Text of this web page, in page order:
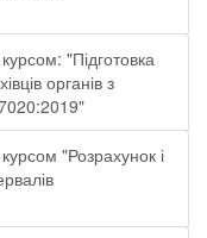
"Підготовка
органів з
"Розрахунок і